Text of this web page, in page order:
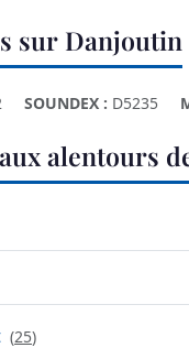
sur Danjoutin
SOUNDEX : D5235
alentours
(25)